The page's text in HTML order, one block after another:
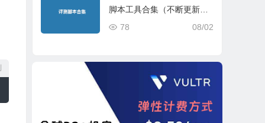
脚本工具合集（不断更新完
善）
08/02
78